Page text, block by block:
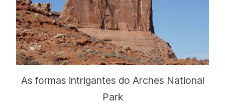
As formas intrigantes do Arches National
Park